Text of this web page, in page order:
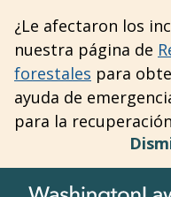
to
main
content
¿Le afectaron los
nuestra página de
forestales para
ayuda de
para la